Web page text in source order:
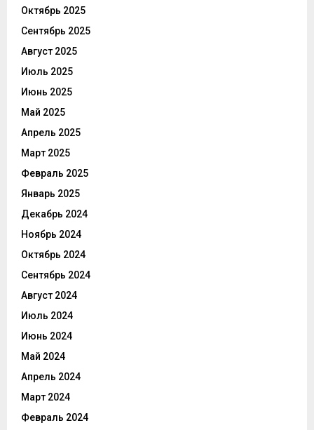
Октябрь 2025
Сентябрь 2025
Август 2025
Июль 2025
Июнь 2025
Май 2025
Апрель 2025
Март 2025
Февраль 2025
Январь 2025
Декабрь 2024
Ноябрь 2024
Октябрь 2024
Сентябрь 2024
Август 2024
Июль 2024
Июнь 2024
Май 2024
Апрель 2024
Март 2024
Февраль 2024